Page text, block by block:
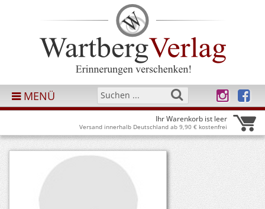
MENÜ
Ihr Warenkorb ist leer
Versand innerhalb Deutschland ab 9,90 € kostenfrei